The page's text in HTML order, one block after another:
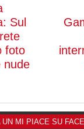
Sul
foto
nude
UN MI PIACE SU